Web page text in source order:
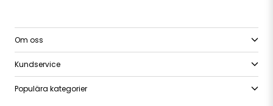
Om oss
Kundservice
Populära kategorier